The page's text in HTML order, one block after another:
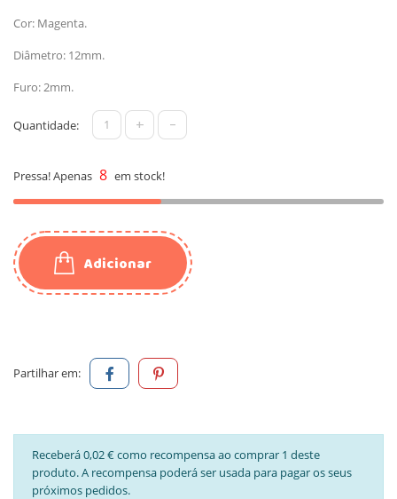
Cor: Magenta.
Diâmetro: 12mm.
Furo: 2mm.
Quantidade: + -
Pressa! Apenas 8 em stock!
Adicionar
Partilhar em:
Receberá 0,02 € como recompensa ao comprar 1 deste
produto. A recompensa poderá ser usada para pagar os seus
próximos pedidos.